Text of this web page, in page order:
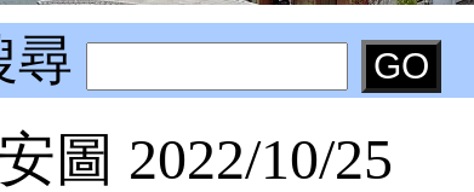
尋
圖 2022/10/25